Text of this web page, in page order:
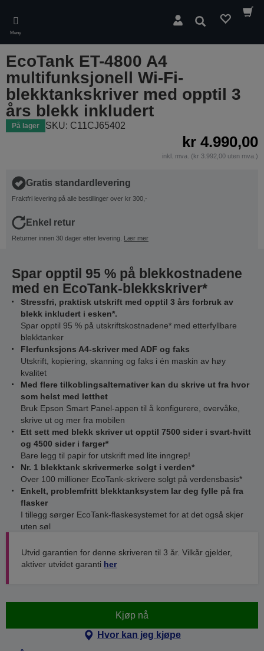
main
content
Meny
Søk
EcoTank ET-4800 A4
multifunksjonell Wi-Fi-
blekktankskriver med opptil 3
års blekk inkludert
På lager SKU: C11CJ65402
kr 4.990,00
inkl. mva. (kr 3.992,00 uten mva.)
Gratis standardlevering
Fraktfri levering på alle bestillinger over kr 300,-
Enkel retur
Returner innen 30 dager etter levering. Lær mer
Spar opptil 95 % på blekkostnadene
med en EcoTank-blekkskriver*
Stressfri, praktisk utskrift med opptil 3 års forbruk av
blekk inkludert i esken*.
Spar opptil 95 % på utskriftskostnadene* med etterfyllbare
blekktanker
Flerfunksjons A4-skriver med ADF og faks
Utskrift, kopiering, skanning og faks i én maskin av høy
kvalitet
Med flere tilkoblingsalternativer kan du skrive ut fra hvor
som helst med letthet
Bruk Epson Smart Panel-appen til å konfigurere, overvåke,
skrive ut og mer fra mobilen
Ett sett med blekk skriver ut opptil 7500 sider i svart-hvitt
og 4500 sider i farger*
Bare legg til papir for utskrift med lite inngrep!
Nr. 1 blekktank skrivermerke solgt i verden*
Over 100 millioner EcoTank-skrivere solgt på verdensbasis*
Enkelt, problemfritt blekktanksystem lar deg fylle på fra
flasker
I tillegg sørger EcoTank-flaskesystemet for at det også skjer
uten søl
Utvid garantien for denne skriveren til 3 år. Vilkår gjelder,
aktiver utvidet garanti her
Kjøp nå
Hvor kan jeg kjøpe